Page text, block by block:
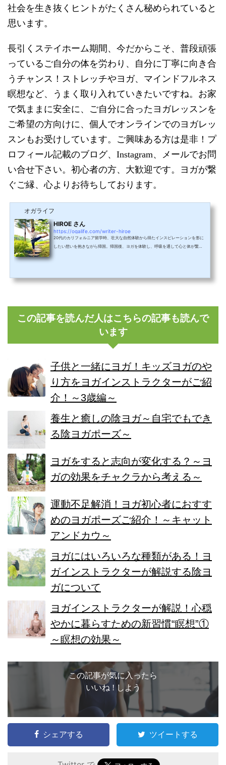
社会を生き抜くヒントがたくさん秘められていると
思います。
長引くステイホーム期間、今だからこそ、普段頑張
っているご自分の体を労わり、自分に丁寧に向き合
うチャンス！ストレッチやヨガ、マインドフルネス
瞑想など、うまく取り入れていきたいですね。お家
で気ままに安全に、ご自分に合ったヨガレッスンを
ご希望の方向けに、個人でオンラインでのヨガレッ
スンもお受けしています。ご興味ある方は是非！プ
ロフィール記載のブログ、Instagram、メールでお問
い合せ下さい。初心者の方、大歓迎です。ヨガが繋
ぐご縁、心よりお待ちしております。
オガライフ
HIROE さん
https://ogalife.com/writer-hiroe
20代のカリフォルニア留学時、壮大な自然体験から得たインスピレーションを形に
したい想いを抱きながら帰国。帰国後、ヨガを体験し、呼吸を通して心と体が繋が
健康をサポートしています。人生100年時代、QOL（quality of life）の充実がます
この記事を読んだ人はこちらの記事も読んで
います
子供と一緒にヨガ！キッズヨガのや
り方をヨガインストラクターがご紹
介！～3歳編～
養生と癒しの陰ヨガ～自宅でもでき
る陰ヨガポーズ～
ヨガをすると志向が変化する？～ヨ
ガの効果をチャクラから考える～
運動不足解消！ヨガ初心者におすす
めのヨガポーズご紹介！～キャット
アンドカウ～
ヨガにはいろいろな種類がある！ヨ
ガインストラクターが解説する陰ヨ
ガについて
ヨガインストラクターが解説！心穏
やかに暮らすための新習慣“瞑想”①
～瞑想の効果～
この記事が気に入ったら
いいね ! しよう
シェアする ツイートする